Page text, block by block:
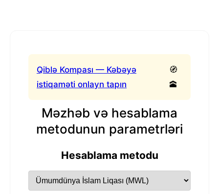
Qiblə Kompası — Kəbəyə
istiqaməti onlayn tapın
🧭
🕋
Məzhəb və hesablama
metodunun parametrləri
Hesablama metodu